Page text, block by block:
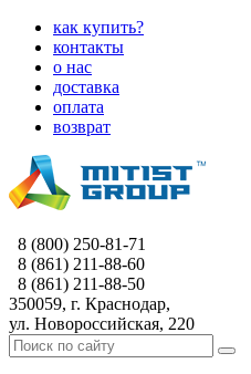
как купить?
контакты
о нас
доставка
оплата
возврат
8 (800) 250-81-71
8 (861) 211-88-60
8 (861) 211-88-50
350059, г. Краснодар,
ул. Новороссийская, 220